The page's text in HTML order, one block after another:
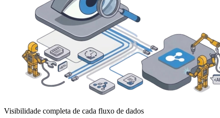
Visibilidade completa de cada fluxo de dados